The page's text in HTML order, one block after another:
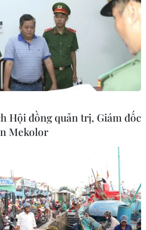
Hội đồng quản trị, Giám đốc
Mekolor